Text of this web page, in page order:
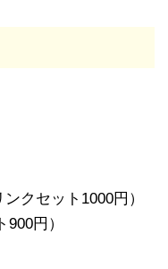
クセット1000円）
円）